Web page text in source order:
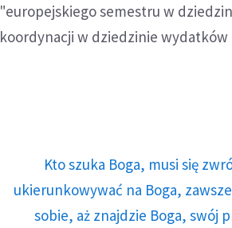
"europejskiego semestru w
koordynacji w dziedzinie wydatków
Kto szuka Boga, musi się
ukierunkowywać na Boga,
sobie, aż znajdzie Boga, swój